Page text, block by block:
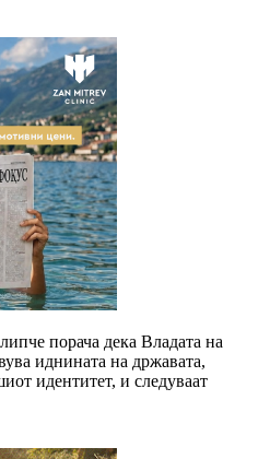
порача дека Владата на
иднината на државата,
идентитет, и следуваат